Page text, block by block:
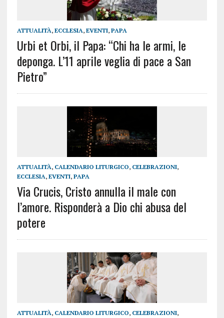
ATTUALITÀ, ECCLESIA, EVENTI, PAPA
Urbi et Orbi, il Papa: “Chi ha le armi, le
deponga. L’11 aprile veglia di pace a San
Pietro”
ATTUALITÀ, CALENDARIO LITURGICO, CELEBRAZIONI,
ECCLESIA, EVENTI, PAPA
Via Crucis, Cristo annulla il male con
l’amore. Risponderà a Dio chi abusa del
potere
ATTUALITÀ, CALENDARIO LITURGICO, CELEBRAZIONI,